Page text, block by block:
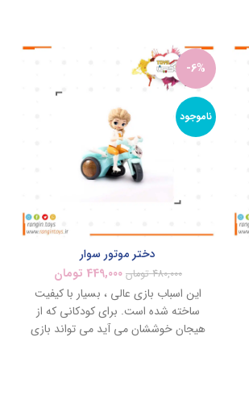
-6%
ناموجود
دختر موتور سوار
480,000 تومان 449,000 تومان
این اسباب بازی عالی ، بسیار با کیفیت
ساخته شده است. برای کودکانی که از
هیجان خوششان می آید می تواند بازی